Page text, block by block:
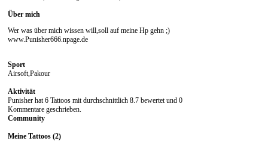
Über mich
Wer was über mich wissen will,soll auf meine Hp gehn ;)
www.Punisher666.npage.de
Sport
Airsoft,Pakour
Aktivität
Punisher hat 6 Tattoos mit durchschnittlich 8.7 bewertet und 0
Kommentare geschrieben.
Community
Meine Tattoos (2)